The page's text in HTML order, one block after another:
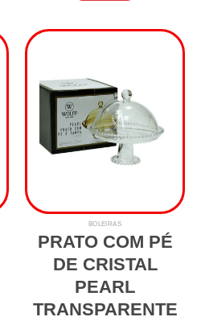
BOLEIRAS
PRATO COM PÉ
DE CRISTAL
PEARL
TRANSPARENTE